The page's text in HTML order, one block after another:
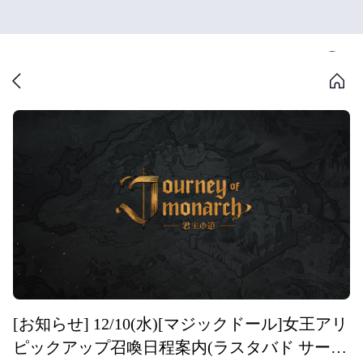
[お知らせ] 12/10(水)[マジックドール]女王アリ
ピックアップ召喚日程案内(ラスタバド サーバ